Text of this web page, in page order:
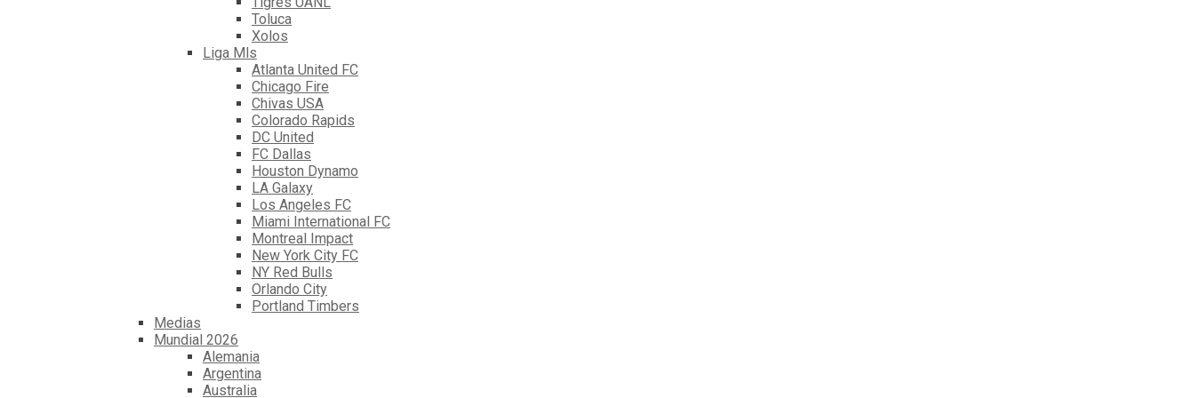
Toluca
Xolos
Liga Mls
Atlanta United FC
Chicago Fire
Chivas USA
Colorado Rapids
DC United
FC Dallas
Houston Dynamo
LA Galaxy
Los Angeles FC
Miami International FC
Montreal Impact
New York City FC
NY Red Bulls
Orlando City
Portland Timbers
Medias
Mundial 2026
Alemania
Argentina
Australia